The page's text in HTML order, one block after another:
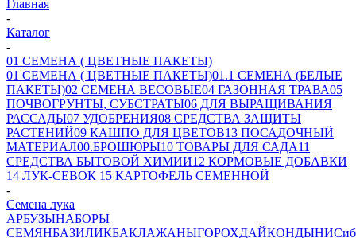
Главная
-
Каталог
-
01 СЕМЕНА ( ЦВЕТНЫЕ ПАКЕТЫ)
01 СЕМЕНА ( ЦВЕТНЫЕ ПАКЕТЫ)01.1 СЕМЕНА (БЕЛЫЕ
ПАКЕТЫ)02 СЕМЕНА ВЕСОВЫЕ04 ГАЗОННАЯ ТРАВА05
ПОЧВОГРУНТЫ, СУБСТРАТЫ06 ДЛЯ ВЫРАЩИВАНИЯ
РАССАДЫ07 УДОБРЕНИЯ08 СРЕДСТВА ЗАЩИТЫ
РАСТЕНИЙ09 КАШПО ДЛЯ ЦВЕТОВ13 ПОСАДОЧНЫЙ
МАТЕРИАЛ00.БРОШЮРЫ10 ТОВАРЫ ДЛЯ САДА11
СРЕДСТВА БЫТОВОЙ ХИМИИ12 КОРМОВЫЕ ДОБАВКИ
14 ЛУК-СЕВОК 15 КАРТОФЕЛЬ СЕМЕННОЙ
-
Семена лука
АРБУЗЫНАБОРЫ
СЕМЯНБАЗИЛИКБАКЛАЖАНЫГОРОХДАЙКОНДЫНИ